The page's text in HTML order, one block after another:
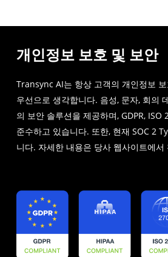
개인정보 보호 및 보안
Transync AI는 항상 고객의 개인정보
우선으로 생각합니다. 음성, 문자, 회의
의 보안 솔루션을 제공하며, GDPR, ISO
준수하고 있습니다. 또한, 현재 SOC 2
니다. 자세한 내용은 당사 웹사이트에서